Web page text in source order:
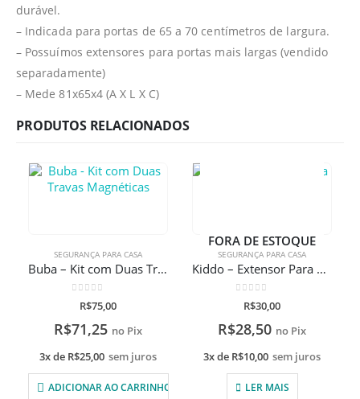
durável.
– Indicada para portas de 65 a 70 centímetros de largura.
– Possuímos extensores para portas mais largas (vendido
separadamente)
– Mede 81x65x4 (A X L X C)
PRODUTOS RELACIONADOS
SEGURANÇA PARA CASA
Buba – Kit com Duas Travas Magnéticas
de 5
R$75,00
R$71,25 no Pix
3x de R$25,00 sem juros
ADICIONAR AO CARRINHO
FORA DE ESTOQUE
SEGURANÇA PARA CASA
Kiddo – Extensor Para Grade de Porta 10 cm
de 5
R$30,00
R$28,50 no Pix
3x de R$10,00 sem juros
LER MAIS